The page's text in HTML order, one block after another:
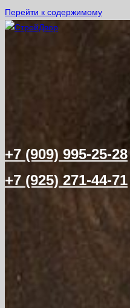
Перейти к содержимому
+7 (909) 995-25-28
+7 (925) 271-44-71